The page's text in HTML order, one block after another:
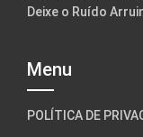
Deixe o Ruído
Menu
POLÍTICA DE